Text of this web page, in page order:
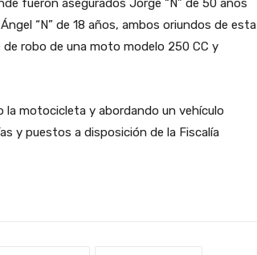
fueron asegurados Jorge “N” de 50 años
“N” de 18 años, ambos oriundos de esta
robo de una moto modelo 250 CC y
motocicleta y abordando un vehículo
y puestos a disposición de la Fiscalía